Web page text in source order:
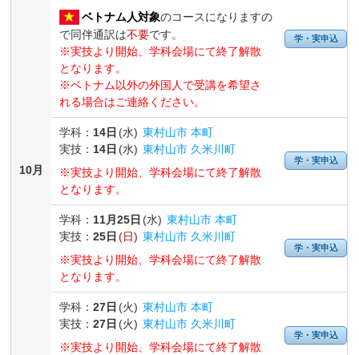
10月
ベトナム人対象のコースになりますの
で同伴通訳は不要です。
※実技より開始、学科会場にて終了解散
となります。
※ベトナム以外の外国人で受講を希望さ
れる場合はご連絡ください。
学・実申込
学科： 14日 (水) 東村山市 本町
実技： 14日 (水) 東村山市 久米川町
※実技より開始、学科会場にて終了解散
となります。
学・実申込
学科： 11月25日 (水) 東村山市 本町
実技：25日 (日) 東村山市 久米川町
※実技より開始、学科会場にて終了解散
となります。
学・実申込
学科：27日 (火) 東村山市 本町
実技：27日 (火) 東村山市 久米川町
※実技より開始、学科会場にて終了解散
学・実申込